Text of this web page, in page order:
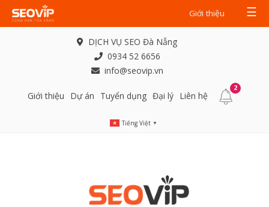
Giới thiệu ☰
DỊCH VỤ SEO Đà Nẵng
0934 52 6656
info@seovip.vn
Giới thiệu Dự án Tuyển dụng Đại lý Liên hệ
2
Tiếng Việt ▼